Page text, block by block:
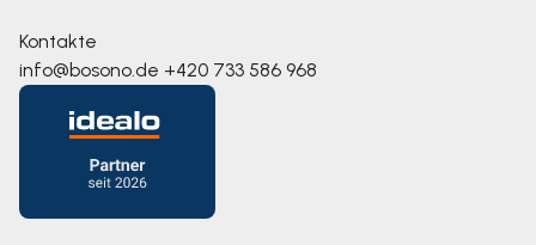
Kontakte
info@bosono.de +420 733 586 968